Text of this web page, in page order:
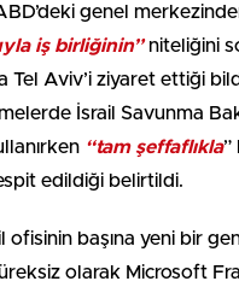
genel
iş birliğinin”niteliğini
Tel Aviv’i ziyaret ettiği
İsrail Savunma
“tam şeffaflıkla”
edildiği belirtildi.
ofisinin başına yeni bir
olarak Microsoft